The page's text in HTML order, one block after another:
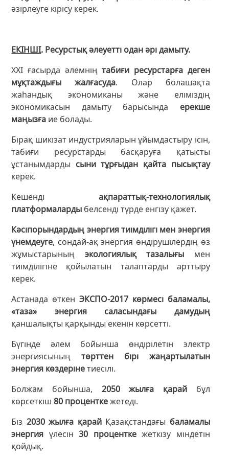
әзірлеуге кірісу керек.
ЕКІНШІ. Ресурстық әлеуетті одан әрі дамыту.
ХХІ ғасырда әлемніңтабиғи ресурстарға деген
мұқтаждығы жалғасуда. Олар болашақта
жаһандық экономиканы және еліміздің
экономикасын дамыту барысында ерекше
маңызға ие болады.
Бірақ шикізат индустрияларын ұйымдастыру ісін,
табиғи ресурстарды басқаруға қатысты
ұстанымдарды сыни тұрғыдан қайта пысықтау
керек.
Кешенді ақпараттық-технологиялық
платформаларды белсенді түрде енгізу қажет.
Кәсіпорындардың энергия тиімділігі мен энергия
үнемдеуге, сондай-ақ энергия өндірушілердің өз
жұмыстарының экологиялық тазалығы мен
тиімділігіне қойылатын талаптарды арттыру
керек.
Астанада өткен ЭКСПО-2017 көрмесі баламалы,
«таза» энергия саласындағы дамудың
қаншалықты қарқынды екенін көрсетті.
Бүгінде әлем бойынша өндірілетін электр
энергиясыныңтөрттен бірі жаңартылатын
энергия көздерінетиесілі.
Болжам бойынша, 2050 жылға қарайбұл
көрсеткіш80 проценткежетеді.
Біз 2030 жылға қарайҚазақстандағы баламалы
энергия үлесін30 проценткежеткізу міндетін
қойдық.